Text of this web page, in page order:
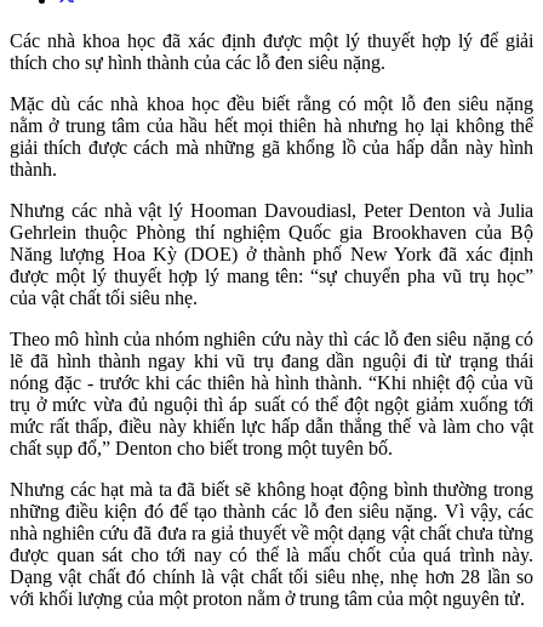
Các nhà khoa học đã xác định được một lý thuyết hợp lý để giải
thích cho sự hình thành của các lỗ đen siêu nặng.
Mặc dù các nhà khoa học đều biết rằng có một lỗ đen siêu nặng
nằm ở trung tâm của hầu hết mọi thiên hà nhưng họ lại không thể
giải thích được cách mà những gã khổng lồ của hấp dẫn này hình
thành.
Nhưng các nhà vật lý Hooman Davoudiasl, Peter Denton và Julia
Gehrlein thuộc Phòng thí nghiệm Quốc gia Brookhaven của Bộ
Năng lượng Hoa Kỳ (DOE) ở thành phố New York đã xác định
được một lý thuyết hợp lý mang tên: “sự chuyển pha vũ trụ học”
của vật chất tối siêu nhẹ.
Theo mô hình của nhóm nghiên cứu này thì các lỗ đen siêu nặng có
lẽ đã hình thành ngay khi vũ trụ đang dần nguội đi từ trạng thái
nóng đặc - trước khi các thiên hà hình thành. “Khi nhiệt độ của vũ
trụ ở mức vừa đủ nguội thì áp suất có thể đột ngột giảm xuống tới
mức rất thấp, điều này khiến lực hấp dẫn thắng thế và làm cho vật
chất sụp đổ,” Denton cho biết trong một tuyên bố.
Nhưng các hạt mà ta đã biết sẽ không hoạt động bình thường trong
những điều kiện đó để tạo thành các lỗ đen siêu nặng. Vì vậy, các
nhà nghiên cứu đã đưa ra giả thuyết về một dạng vật chất chưa từng
được quan sát cho tới nay có thể là mấu chốt của quá trình này.
Dạng vật chất đó chính là vật chất tối siêu nhẹ, nhẹ hơn 28 lần so
với khối lượng của một proton nằm ở trung tâm của một nguyên tử.